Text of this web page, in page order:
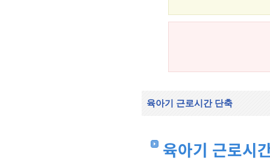
육아기 근로시간 단축
육아기 근로시